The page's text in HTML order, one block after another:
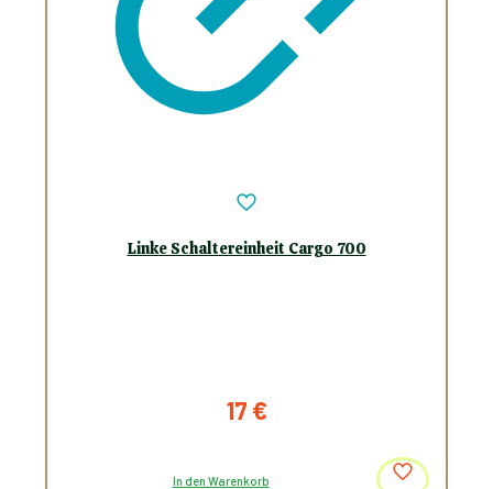
Linke Schaltereinheit Cargo 700
17 €
In den Warenkorb